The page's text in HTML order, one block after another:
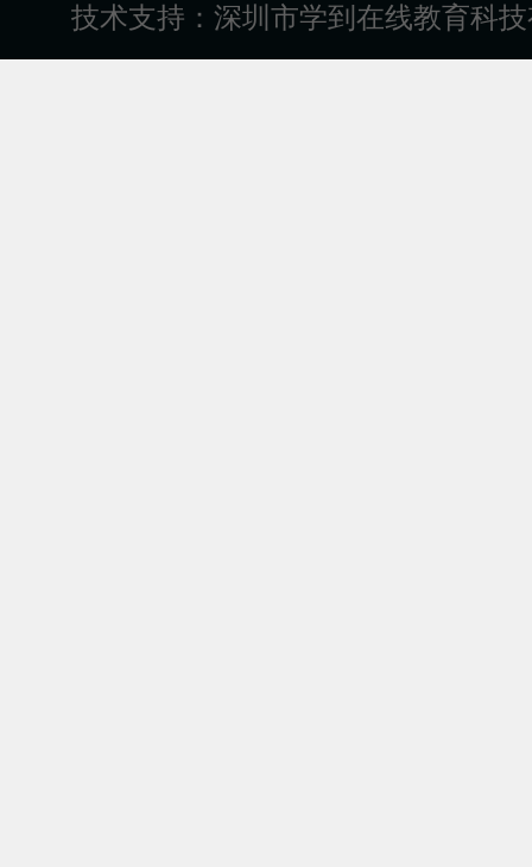
技术支持： 深圳市学到在线教育科